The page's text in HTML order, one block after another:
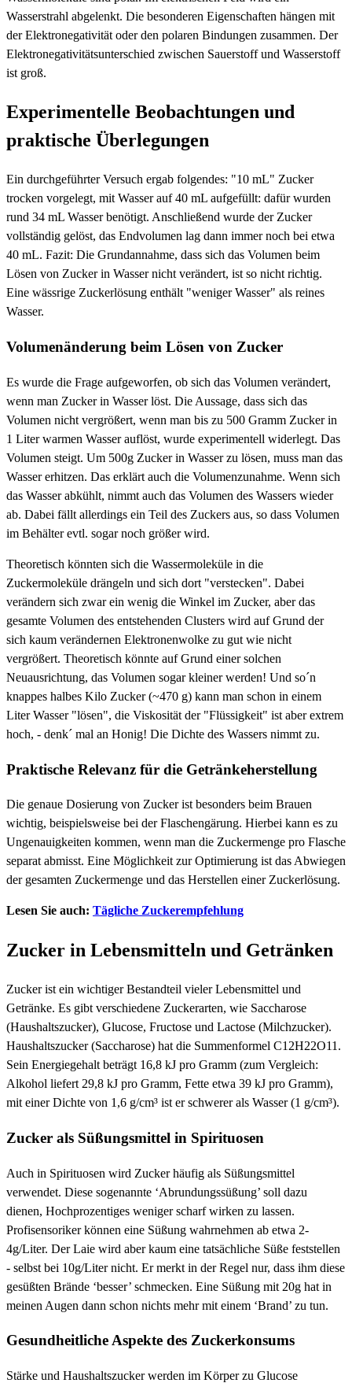
Wasserstrahl abgelenkt. Die besonderen Eigenschaften hängen mit
der Elektronegativität oder den polaren Bindungen zusammen. Der
Elektronegativitätsunterschied zwischen Sauerstoff und Wasserstoff
ist groß.
Experimentelle Beobachtungen und
praktische Überlegungen
Ein durchgeführter Versuch ergab folgendes: "10 mL" Zucker
trocken vorgelegt, mit Wasser auf 40 mL aufgefüllt: dafür wurden
rund 34 mL Wasser benötigt. Anschließend wurde der Zucker
vollständig gelöst, das Endvolumen lag dann immer noch bei etwa
40 mL. Fazit: Die Grundannahme, dass sich das Volumen beim
Lösen von Zucker in Wasser nicht verändert, ist so nicht richtig.
Eine wässrige Zuckerlösung enthält "weniger Wasser" als reines
Wasser.
Volumenänderung beim Lösen von Zucker
Es wurde die Frage aufgeworfen, ob sich das Volumen verändert,
wenn man Zucker in Wasser löst. Die Aussage, dass sich das
Volumen nicht vergrößert, wenn man bis zu 500 Gramm Zucker in
1 Liter warmen Wasser auflöst, wurde experimentell widerlegt. Das
Volumen steigt. Um 500g Zucker in Wasser zu lösen, muss man das
Wasser erhitzen. Das erklärt auch die Volumenzunahme. Wenn sich
das Wasser abkühlt, nimmt auch das Volumen des Wassers wieder
ab. Dabei fällt allerdings ein Teil des Zuckers aus, so dass Volumen
im Behälter evtl. sogar noch größer wird.
Theoretisch könnten sich die Wassermoleküle in die
Zuckermoleküle drängeln und sich dort "verstecken". Dabei
verändern sich zwar ein wenig die Winkel im Zucker, aber das
gesamte Volumen des entstehenden Clusters wird auf Grund der
sich kaum verändernen Elektronenwolke zu gut wie nicht
vergrößert. Theoretisch könnte auf Grund einer solchen
Neuausrichtung, das Volumen sogar kleiner werden! Und so´n
knappes halbes Kilo Zucker (~470 g) kann man schon in einem
Liter Wasser "lösen", die Viskosität der "Flüssigkeit" ist aber extrem
hoch, - denk´ mal an Honig! Die Dichte des Wassers nimmt zu.
Praktische Relevanz für die Getränkeherstellung
Die genaue Dosierung von Zucker ist besonders beim Brauen
wichtig, beispielsweise bei der Flaschengärung. Hierbei kann es zu
Ungenauigkeiten kommen, wenn man die Zuckermenge pro Flasche
separat abmisst. Eine Möglichkeit zur Optimierung ist das Abwiegen
der gesamten Zuckermenge und das Herstellen einer Zuckerlösung.
Lesen Sie auch: Tägliche Zuckerempfehlung
Zucker in Lebensmitteln und Getränken
Zucker ist ein wichtiger Bestandteil vieler Lebensmittel und
Getränke. Es gibt verschiedene Zuckerarten, wie Saccharose
(Haushaltszucker), Glucose, Fructose und Lactose (Milchzucker).
Haushaltszucker (Saccharose) hat die Summenformel C12H22O11.
Sein Energiegehalt beträgt 16,8 kJ pro Gramm (zum Vergleich:
Alkohol liefert 29,8 kJ pro Gramm, Fette etwa 39 kJ pro Gramm),
mit einer Dichte von 1,6 g/cm³ ist er schwerer als Wasser (1 g/cm³).
Zucker als Süßungsmittel in Spirituosen
Auch in Spirituosen wird Zucker häufig als Süßungsmittel
verwendet. Diese sogenannte ‘Abrundungssüßung’ soll dazu
dienen, Hochprozentiges weniger scharf wirken zu lassen.
Profisensoriker können eine Süßung wahrnehmen ab etwa 2-
4g/Liter. Der Laie wird aber kaum eine tatsächliche Süße feststellen
- selbst bei 10g/Liter nicht. Er merkt in der Regel nur, dass ihm diese
gesüßten Brände ‘besser’ schmecken. Eine Süßung mit 20g hat in
meinen Augen dann schon nichts mehr mit einem ‘Brand’ zu tun.
Gesundheitliche Aspekte des Zuckerkonsums
Stärke und Haushaltszucker werden im Körper zu Glucose